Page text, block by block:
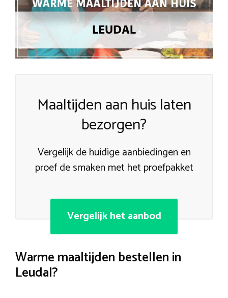
Maaltijden aan huis laten
bezorgen?
Vergelijk de huidige aanbiedingen en
proef de smaken met het proefpakket
Vergelijk het aanbod
Warme maaltijden bestellen in
Leudal?